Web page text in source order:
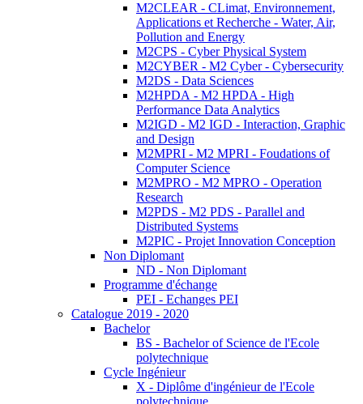
M2CLEAR - CLimat, Environnement,
Applications et Recherche - Water, Air,
Pollution and Energy
M2CPS - Cyber Physical System
M2CYBER - M2 Cyber - Cybersecurity
M2DS - Data Sciences
M2HPDA - M2 HPDA - High
Performance Data Analytics
M2IGD - M2 IGD - Interaction, Graphic
and Design
M2MPRI - M2 MPRI - Foudations of
Computer Science
M2MPRO - M2 MPRO - Operation
Research
M2PDS - M2 PDS - Parallel and
Distributed Systems
M2PIC - Projet Innovation Conception
Non Diplomant
ND - Non Diplomant
Programme d'échange
PEI - Echanges PEI
Catalogue 2019 - 2020
Bachelor
BS - Bachelor of Science de l'Ecole
polytechnique
Cycle Ingénieur
X - Diplôme d'ingénieur de l'Ecole
polytechnique